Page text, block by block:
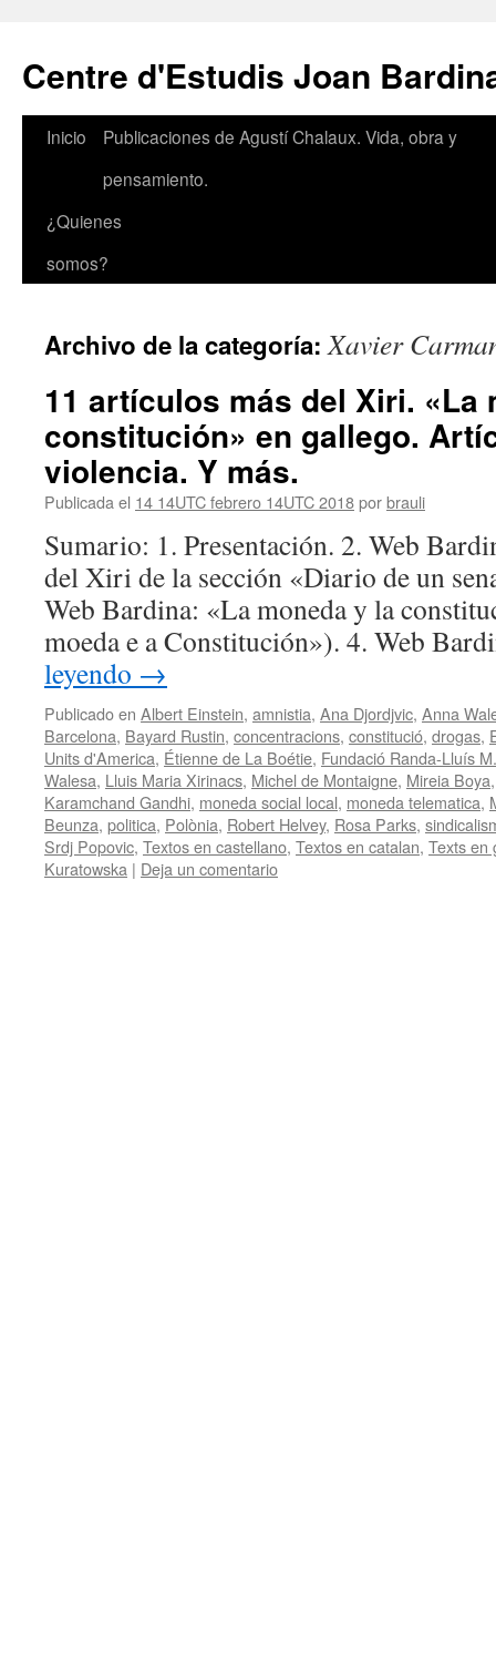
contenido
Centre d'Estudis Joan
Inicio
Publicaciones de Agustí Chalaux. Vida, obra y
pensamiento.
¿Quienes
somos?
Archivo de la categoría:Xavier
11 artículos más del Xiri. «La
constitución» en gallego.
violencia. Y más.
Publicada el 14 14UTC febrero 14UTC 2018porbrauli
Sumario: 1. Presentación. 2. Web
del Xiri de la sección «Diario de un
Web Bardina: «La moneda y la
moeda e a Constitución»). 4. Web
leyendo →
Publicado en Albert Einstein, amnistia, Ana Djordjvic, Anna
Barcelona, Bayard Rustin, concentracions, constitució, drogas,
Units d'America, Étienne de La Boétie, Fundació Randa-Lluís
Walesa, Lluis Maria Xirinacs, Michel de Montaigne, Mireia Boya
Karamchand Gandhi, moneda social local, moneda telematica,
Beunza, politica, Polònia, Robert Helvey, Rosa Parks,
Srdj Popovic, Textos en castellano, Textos en catalan, Texts en
Kuratowska | Deja un comentario